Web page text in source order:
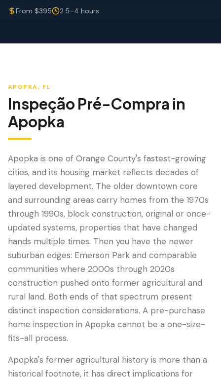
Inspeção por Drone
LANGUAGE
English Português✓ Español 中文
407-205-7228
Agendar Inspeção
From $395 2.5–4 hours
APOPKA, FL
Inspeção Pré-Compra in
Apopka
Apopka is one of Orange County's fastest-growing
cities, and its housing market reflects decades of
layered development. The older downtown core
and surrounding areas carry homes from the 1970s
through 1990s, block construction, original or once-
updated systems, properties that have changed
hands multiple times. Then you have the newer
suburban edges: Emerson Park and comparable
communities where 2000s through 2020s
construction pushed onto former agricultural and
rural land. Both ends of that spectrum present
distinct inspection considerations. A pre-purchase
home inspection in Apopka cannot be a one-size-
fits-all process.
Apopka's former agricultural history is more than a
historical footnote, it has direct implications for